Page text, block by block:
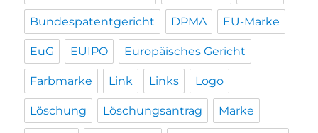
Bundespatentgericht DPMA EU-Marke
EuG EUIPO Europäisches Gericht
Farbmarke Link Links Logo
Löschung Löschungsantrag Marke